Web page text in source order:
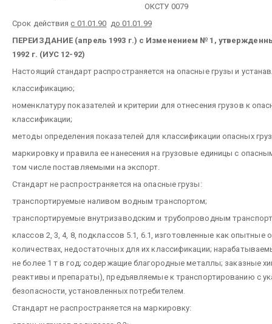
ОКСТУ 0079
Срок действияс 01.01.90 до 01.01.99
ПЕРЕИЗДАНИЕ (апрель 1993 г.) с Изменением № 1,
1992 г. (ИУС 12-92)
Настоящий стандарт распространяется на опасные грузы и
классификацию;
номенклатуру показателей и критерии для отнесения грузов к
классификации;
методы определения показателей для классификации опасных
маркировку и правила ее нанесения на грузовые единицы с
том числе поставляемыми на экспорт.
Стандарт не распространяется на опасные грузы:
транспортируемые наливом водным транспортом;
транспортируемые внутризаводским и трубопроводным
классов 2, 3, 4, 8, подклассов 5.1, 6.1, изготовленные как опытные
количествах, недостаточных для их классификации;
не более 1 т в год; содержащие благородные металлы; заказные
реактивы и препараты), предъявляемые к транспортированию с
безопасности, установленных потребителем.
Стандарт не распространяется на маркировку: